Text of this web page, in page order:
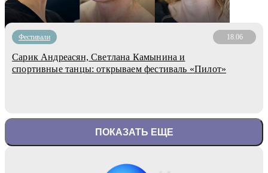
Фестивали 18.06
Сарик Андреасян, Светлана Камынина и
спортивные танцы: открываем фестиваль «Пилот»
ПОКАЗАТЬ ЕЩЕ